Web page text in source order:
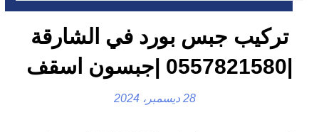
تركيب جبس بورد في الشارقة
|0557821580 |جبسون اسقف
28 ديسمبر، 2024